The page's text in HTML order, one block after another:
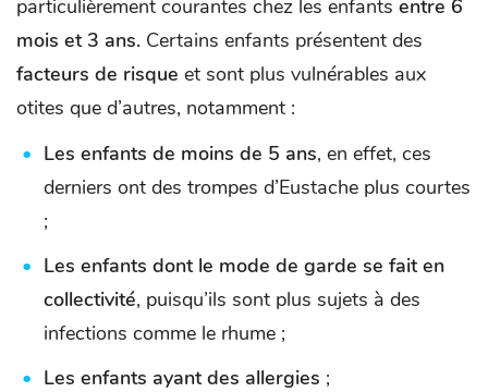
particulièrement courantes chez les enfants entre 6
mois et 3 ans. Certains enfants présentent des
facteurs de risque et sont plus vulnérables aux
otites que d’autres, notamment :
Les enfants de moins de 5 ans, en effet, ces
derniers ont des trompes d’Eustache plus courtes
;
Les enfants dont le mode de garde se fait en
collectivité, puisqu’ils sont plus sujets à des
infections comme le rhume ;
Les enfants ayant des allergies ;